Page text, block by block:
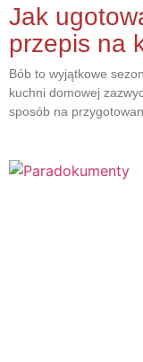
Jak
przepis na
Bób to wyjątkowe
kuchni domowej
sposób na